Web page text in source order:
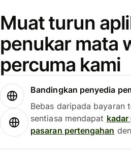
Muat turun
penukar mata
percuma kami
Bandingkan penyedia
Bebas daripada bayaran
sentiasa mendapat
pasaran pertengahan